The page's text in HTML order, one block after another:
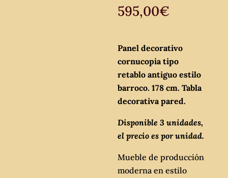
595,00€
Panel decorativo
cornucopia tipo
retablo antiguo estilo
barroco. 178 cm. Tabla
decorativa pared.
Disponible 3 unidades,
el precio es por unidad.
Mueble de producción
moderna en estilo